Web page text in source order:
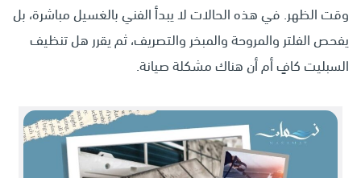
وقت الظهر. في هذه الحالات لا يبدأ الفني بالغسيل مباشرة، بل
يفحص الفلتر والمروحة والمبخر والتصريف، ثم يقرر هل تنظيف
السبليت كافٍ أم أن هناك مشكلة صيانة.